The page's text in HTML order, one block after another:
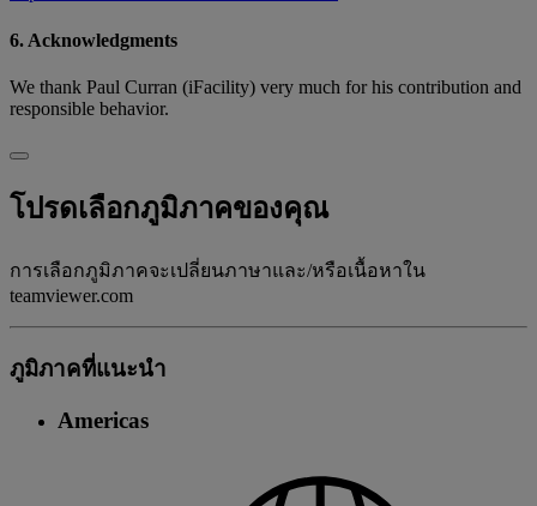
6. Acknowledgments
We thank Paul Curran (iFacility) very much for his contribution and
responsible behavior.
โปรดเลือกภูมิภาคของคุณ
การเลือกภูมิภาคจะเปลี่ยนภาษาและ/หรือเนื้อหาใน
teamviewer.com
ภูมิภาคที่แนะนํา
Americas